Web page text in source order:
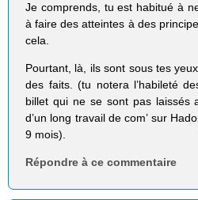
Je comprends, tu est habitué à
à faire des atteintes à des
cela.
Pourtant, là, ils sont sous tes
des faits. (tu notera l’habileté
billet qui ne se sont pas laissés
d’un long travail de com’ sur
9 mois).
Répondre à ce commentaire